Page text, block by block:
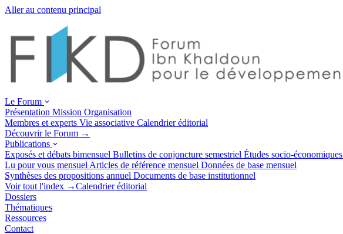
Aller au contenu principal
Le Forum
Présentation Mission Organisation
Membres et experts Vie associative Calendrier éditorial
Découvrir le Forum →
Publications
Exposés et débats bimensuel Bulletins de conjoncture semestriel Études socio-économiques
Lu pour vous mensuel Articles de référence mensuel Données de base mensuel
Synthèses des propositions annuel Documents de base institutionnel
Voir tout l'index →Calendrier éditorial
Dossiers
Thématiques
Ressources
Contact